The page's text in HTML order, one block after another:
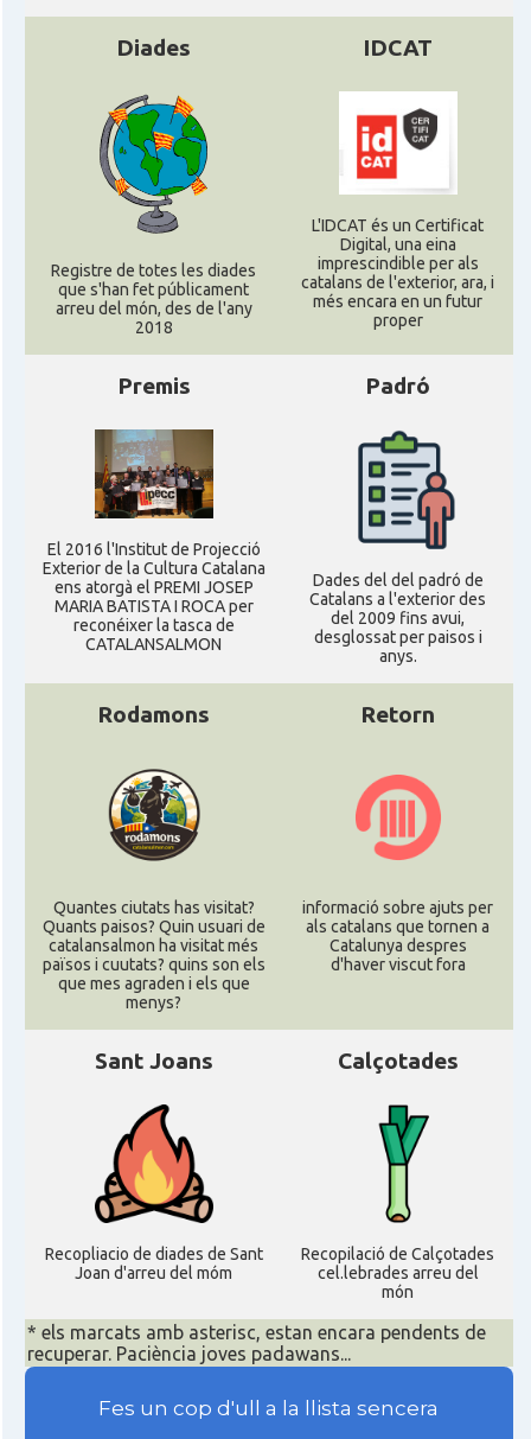
Diades
Registre de totes les diades
que s'han fet públicament
arreu del món, des de l'any
2018
IDCAT
L'IDCAT és un Certificat
Digital, una eina
imprescindible per als
catalans de l'exterior, ara, i
més encara en un futur
proper
Premis
El 2016 l'Institut de Projecció
Exterior de la Cultura Catalana
ens atorgà el PREMI JOSEP
MARIA BATISTA I ROCA per
reconéixer la tasca de
CATALANSALMON
Padró
Dades del del padró de
Catalans a l'exterior des
del 2009 fins avui,
desglossat per paisos i
anys.
Rodamons
Quantes ciutats has visitat?
Quants paisos? Quin usuari de
catalansalmon ha visitat més
països i cuutats? quins son els
que mes agraden i els que
menys?
Retorn
informació sobre ajuts per
als catalans que tornen a
Catalunya despres
d'haver viscut fora
Sant Joans
Recopliacio de diades de Sant
Joan d'arreu del móm
Calçotades
Recopilació de Calçotades
cel.lebrades arreu del
món
* els marcats amb asterisc, estan encara pendents de
recuperar. Paciència joves padawans...
Fes un cop d'ull a la llista sencera